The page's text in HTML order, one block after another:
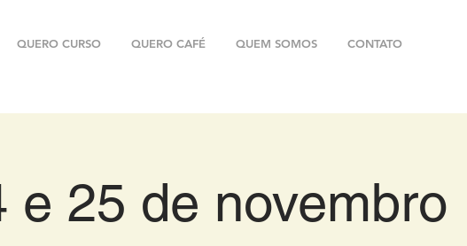
QUERO CURSO QUERO CAFÉ QUEM SOMOS CONTATO
e 25 de novembro